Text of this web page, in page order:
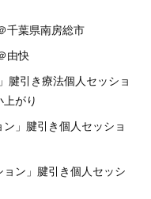
千葉県南房総市
由快
腱引き療法個人セッショ
がり
」腱引き個人セッショ
ン」腱引き個人セッシ